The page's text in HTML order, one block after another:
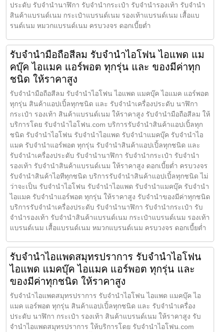
ประดับ รับจำนำนาฬิกา รับจำนำกระเป๋า รับจำนำรองเท้า รับจำนำ
สินค้าแบรนด์เนม กระเป๋าแบรนด์เนม รองเท้าแบรนด์เนม เสื้อแบ
รนด์เนม หมวกแบรนด์เนม ครบวงจร ดอกเบี้ยต่ำ
รับจำนำมือถือสีลม รับจำนำไอโฟน ไอแพด แม
คบุ๊ค ไอแมค แอร์พอต ทุกรุ่น และ ของมีค่าทุก
ชนิด ให้ราคาสูง
รับจำนำมือถือสีลม รับจำนำไอโฟน ไอแพด แมคบุ๊ค ไอแมค แอร์พอต
ทุกรุ่น สินค้าแอปเปิ้ลทุกชนิด และ รับจำนำเครื่องประดับ นาฬิกา
กระเป๋า รองเท้า สินค้าแบรนด์เนม ให้ราคาสูง รับจำนำมือถือสีลม ให้
บริการโดย รับจํานําไอโฟน.com บริการรับจำนำสินค้าแอปเปิ้ลทุก
ชนิด รับจำนำไอโฟน รับจำนำไอแพด รับจำนำแมคบุ๊ค รับจำนำไอ
แมค รับจำนำแอร์พอต ทุกรุ่น รับจำนำสินค้าแอปเปิ้ลทุกชนิด และ
รับจำนำเครื่องประดับ รับจำนำนาฬิกา รับจำนำกระเป๋า รับจำนำ
รองเท้า รับจำนำสินค้าแบรนด์เนม ให้ราคาสูง ดอกเบี้ยต่ำ ครบวงจร
รับจำนำสินค้าไอทีทุกชนิด บริการรับจำนำสินค้าแอปเปิ้ลทุกชนิด ไม่
ว่าจะเป็น รับจำนำไอโฟน รับจำนำไอแพด รับจำนำแมคบุ๊ค รับจำนำ
ไอแมค รับจำนำแอร์พอต ทุกรุ่น ให้ราคาสูง รับจำนำของมีค่าทุกชนิด
บริการรับจำนำเครื่องประดับ รับจำนำนาฬิกา รับจำนำกระเป๋า รับ
จำนำรองเท้า รับจำนำสินค้าแบรนด์เนม กระเป๋าแบรนด์เนม รองเท้า
แบรนด์เนม เสื้อแบรนด์เนม หมวกแบรนด์เนม ครบวงจร ดอกเบี้ยต่ำ
รับจำนำไอแพดสมุทรปราการ รับจำนำไอโฟน
ไอแพด แมคบุ๊ค ไอแมค แอร์พอต ทุกรุ่น และ
ของมีค่าทุกชนิด ให้ราคาสูง
รับจำนำไอแพดสมุทรปราการ รับจำนำไอโฟน ไอแพด แมคบุ๊ค ไอ
แมค แอร์พอต ทุกรุ่น สินค้าแอปเปิ้ลทุกชนิด และ รับจำนำเครื่อง
ประดับ นาฬิกา กระเป๋า รองเท้า สินค้าแบรนด์เนม ให้ราคาสูง รับ
จำนำไอแพดสมุทรปราการ ให้บริการโดย รับจํานําไอโฟน.com